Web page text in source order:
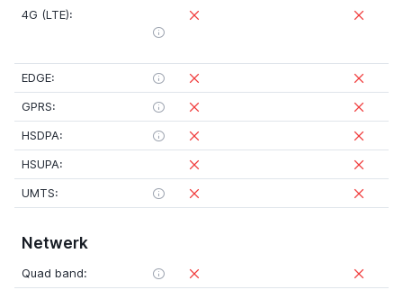
4G (LTE):
EDGE:
GPRS:
HSDPA:
HSUPA:
UMTS:
Netwerk
Quad band: